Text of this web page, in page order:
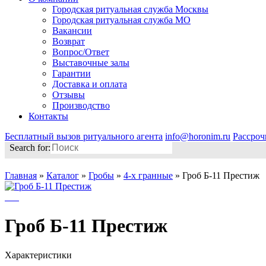
Городская ритуальная служба Москвы
Городская ритуальная служба МО
Вакансии
Возврат
Вопрос/Ответ
Выставочные залы
Гарантии
Доставка и оплата
Отзывы
Производство
Контакты
Бесплатный вызов ритуального агента info@horonim.ru
Search for:
Главная » Каталог » Гробы » 4-х гранные » Гроб Б-11 Престиж
Гроб Б-11 Престиж
Характеристики